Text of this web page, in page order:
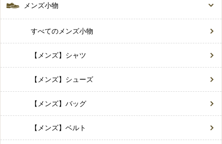
メンズ小物
すべてのメンズ小物
【メンズ】シャツ
【メンズ】シューズ
【メンズ】バッグ
【メンズ】ベルト